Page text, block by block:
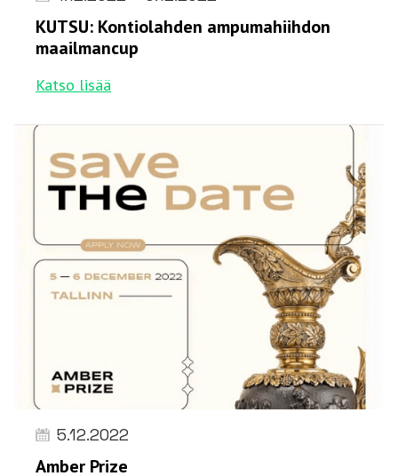
KUTSU: Kontiolahden ampumahiihdon
maailmancup
Katso lisää
5.12.2022
Amber Prize